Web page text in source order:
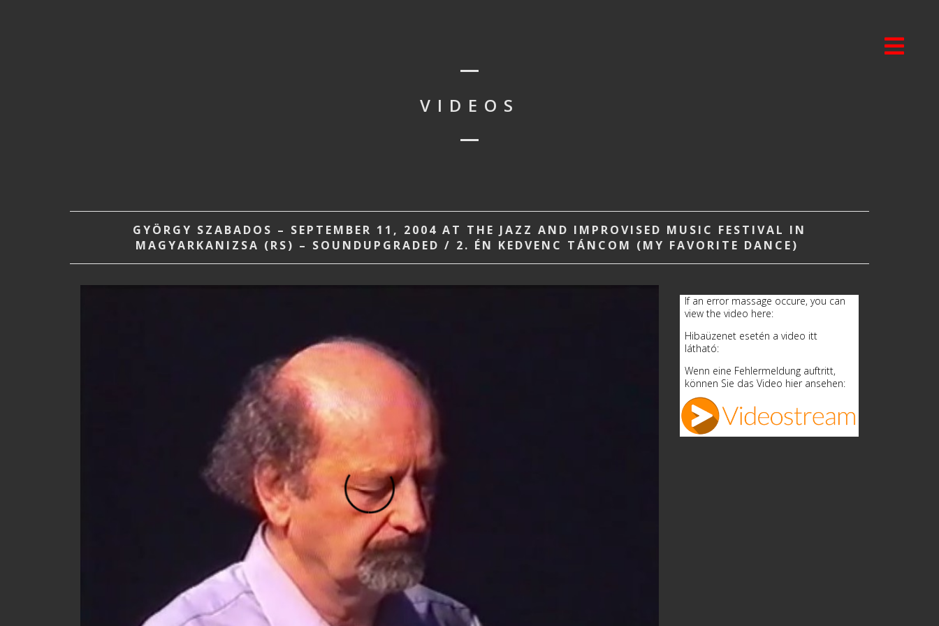
VIDEOS
GYÖRGY SZABADOS – SEPTEMBER 11, 2004 AT THE JAZZ AND IMPROVISED MUSIC FESTIVAL IN
MAGYARKANIZSA (RS) – SOUNDUPGRADED / 2. ÉN KEDVENC TÁNCOM (MY FAVORITE DANCE)
If an error massage occure, you can
view the video here:
Hibaüzenet esetén a video itt
látható:
Wenn eine Fehlermeldung auftritt,
können Sie das Video hier ansehen: